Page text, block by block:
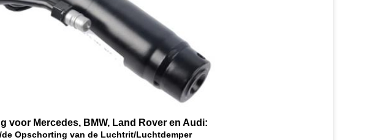
Mercedes, BMW, Land Rover en Audi:
Opschorting van de Luchtrit/Luchtdemper